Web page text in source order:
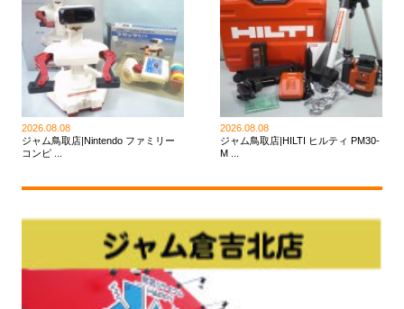
2026.08.08
ジャム鳥取店|Nintendo ファミリー
コンピ ...
2026.08.08
ジャム鳥取店|HILTI ヒルティ PM30-
M ...